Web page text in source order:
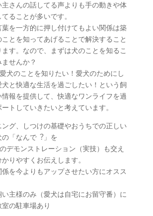
主さんの話してる声よりも手の動きや体
ることが多いです。
を一方的に押し付けてもよい関係は築
とを知ってあげることで解決すること
す。なので、まずは犬のことを知るこ
せんか？
犬のことを知りたい！愛犬のためにし
と快適な生活を過ごしたい！という飼
報を提供して、快適なワンライフを過
トしていきたいと考えています。
グ、しつけの基礎やおうちでの正しい
「なんで︖」を
デモンストレーション（実技）も交え
りやすくお伝えします。
係を今よりもアップさせたい⽅にオスス
主様のみ（愛犬は自宅にお留守番）に
の駐車場あり